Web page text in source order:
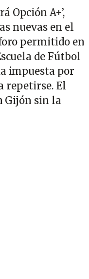
Opción A+’,
nuevas en el
permitido en
de Fútbol
impuesta por
repetirse. El
Gijón sin la